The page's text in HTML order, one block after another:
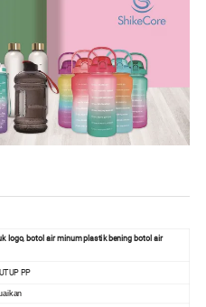
logo, botol air minum plastik bening botol air
PP